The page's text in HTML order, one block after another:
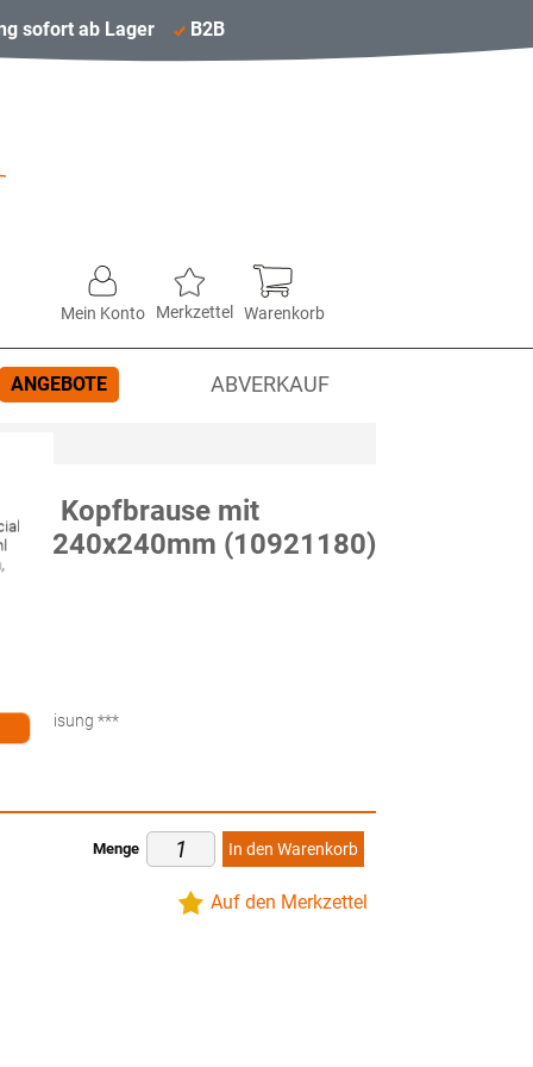
sofort ab Lager B2B
Mein Konto Merkzettel Warenkorb
ANGEBOTE ABVERKAUF
für Kopfbrause mit
240x240mm (10921180)
***
Menge In den Warenkorb
Auf den Merkzettel